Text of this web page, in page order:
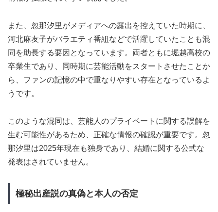
また、忽那汐里がメディアへの露出を控えていた時期に、
河北麻友子がバラエティ番組などで活躍していたことも混
同を助長する要因となっています。両者ともに堀越高校の
卒業生であり、同時期に芸能活動をスタートさせたことか
ら、ファンの記憶の中で重なりやすい存在となっているよ
うです。
このような混同は、芸能人のプライベートに関する誤解を
生む可能性があるため、正確な情報の確認が重要です。忽
那汐里は2025年現在も独身であり、結婚に関する公式な
発表はされていません。
極秘出産説の真偽と本人の否定